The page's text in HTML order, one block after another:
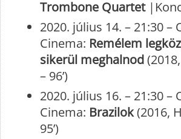
Trombone Quartet
2020. július 14. – 21:30 –
Cinema: Remélem
sikerül meghalnod
– 96’)
2020. július 16. – 21:30 –
Cinema: Brazilok(2016,
95’)